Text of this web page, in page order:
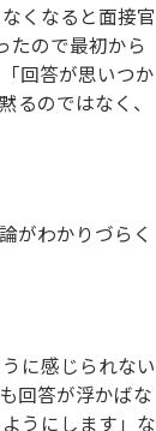
くなると面接官
たので最初から
回答が思いつか
のではなく、
がわかりづらく
に感じられない
回答が浮かばな
うにします」な